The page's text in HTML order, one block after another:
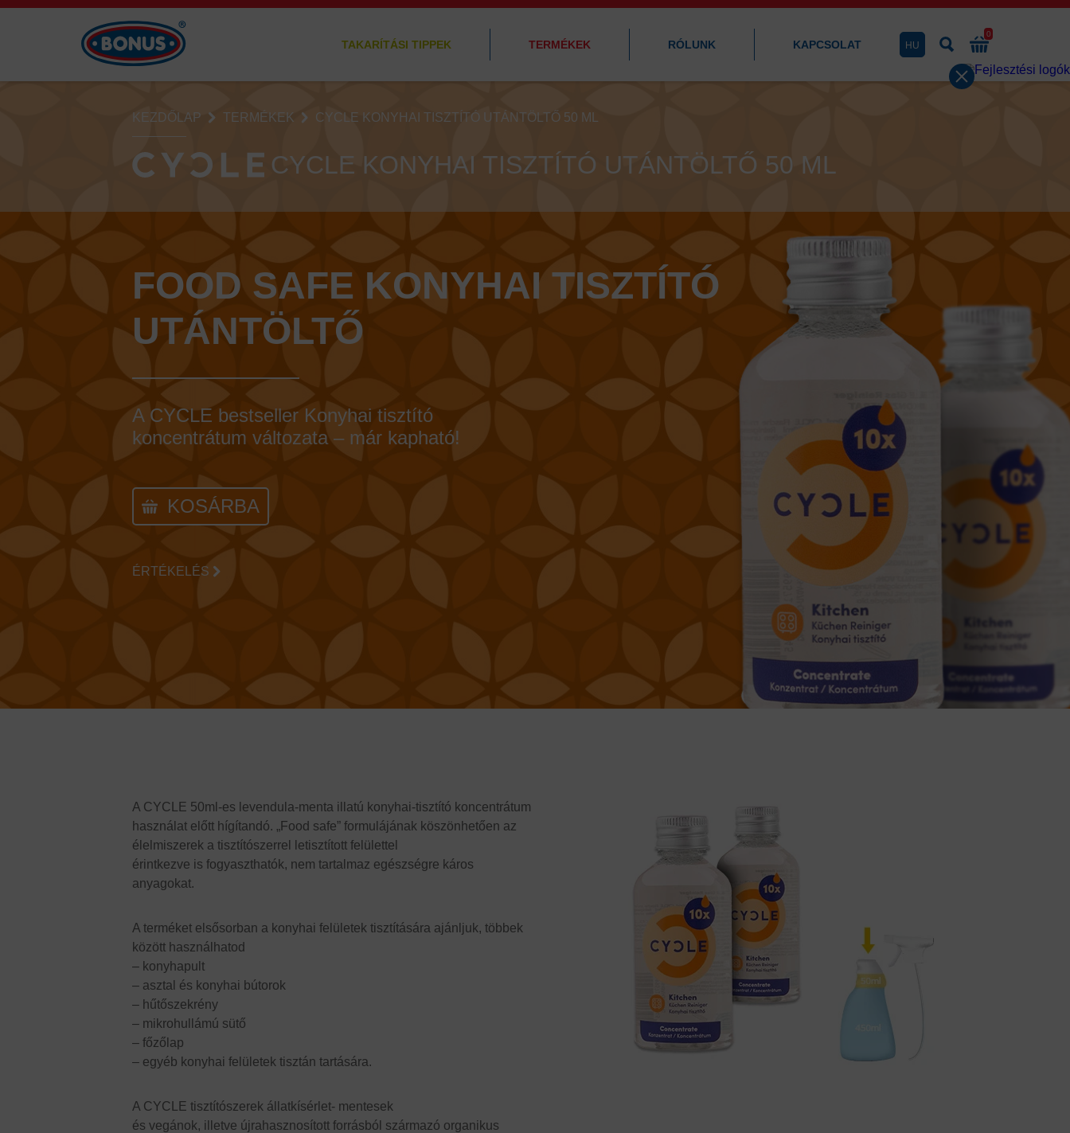
TAKARÍTÁSI TIPPEK TERMÉKEK RÓLUNK KAPCSOLAT HU
0
KEZDŐLAP TERMÉKEK CYCLE KONYHAI TISZTÍTÓ UTÁNTÖLTŐ 50 ML
CYCLE KONYHAI TISZTÍTÓ UTÁNTÖLTŐ 50 ML
FOOD SAFE KONYHAI TISZTÍTÓ
UTÁNTÖLTŐ
A CYCLE bestseller Konyhai tisztító
koncentrátum változata – már kapható!
KOSÁRBA
ÉRTÉKELÉS
A CYCLE 50ml-es levendula-menta illatú konyhai-tisztító koncentrátum
használat előtt hígítandó. „Food safe” formulájának köszönhetően az
élelmiszerek a tisztítószerrel letisztított felülettel
érintkezve is fogyaszthatók, nem tartalmaz egészségre káros
anyagokat.
A terméket elsősorban a konyhai felületek tisztítására ajánljuk, többek
között használhatod
– konyhapult
– asztal és konyhai bútorok
– hűtőszekrény
– mikrohullámú sütő
– főzőlap
– egyéb konyhai felületek tisztán tartására.
A CYCLE tisztítószerek állatkísérlet- mentesek
és vegánok, illetve újrahasznosított forrásból származó organikus